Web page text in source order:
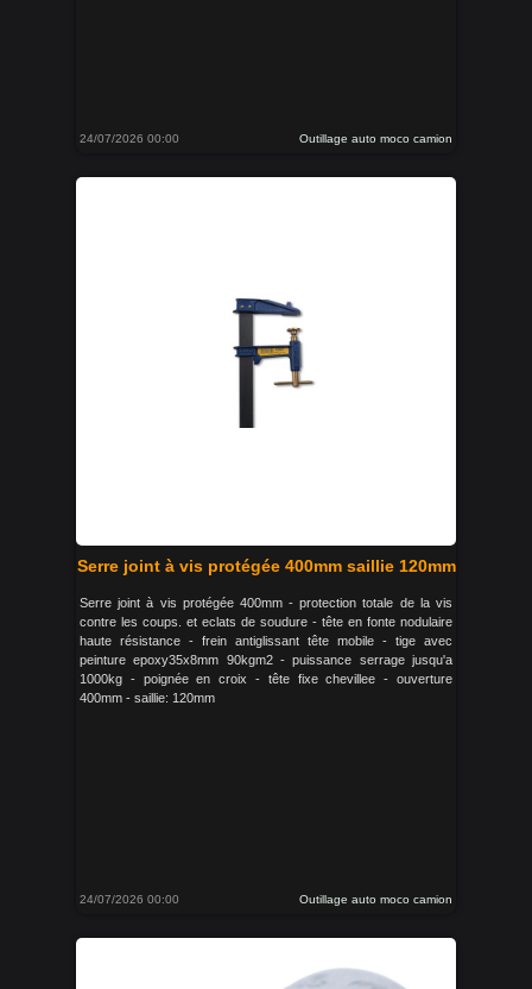
24/07/2026 00:00 Outillage auto moco camion
Serre joint à vis protégée 400mm saillie 120mm
Serre joint à vis protégée 400mm - protection totale de la vis
contre les coups. et eclats de soudure - tête en fonte nodulaire
haute résistance - frein antiglissant tête mobile - tige avec
peinture epoxy35x8mm 90kgm2 - puissance serrage jusqu'a
1000kg - poignée en croix - tête fixe chevillee - ouverture
400mm - saillie: 120mm
24/07/2026 00:00 Outillage auto moco camion